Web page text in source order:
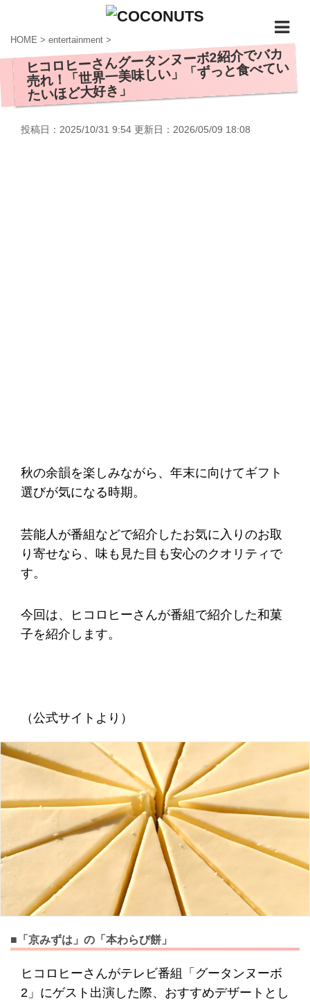
HOME > entertainment >
ヒコロヒーさんグータンヌーボ2紹介でバカ
売れ！「世界一美味しい」「ずっと食べてい
たいほど大好き」
投稿日：2025/10/31 9:54 更新日： 2026/05/09 18:08
秋の余韻を楽しみながら、年末に向けてギフト
選びが気になる時期。
芸能人が番組などで紹介したお気に入りのお取
り寄せなら、味も見た目も安心のクオリティで
す。
今回は、ヒコロヒーさんが番組で紹介した和菓
子を紹介します。
（公式サイトより）
■「京みずは」の「本わらび餅」
ヒコロヒーさんがテレビ番組「グータンヌーボ
2」にゲスト出演した際、おすすめデザートとし